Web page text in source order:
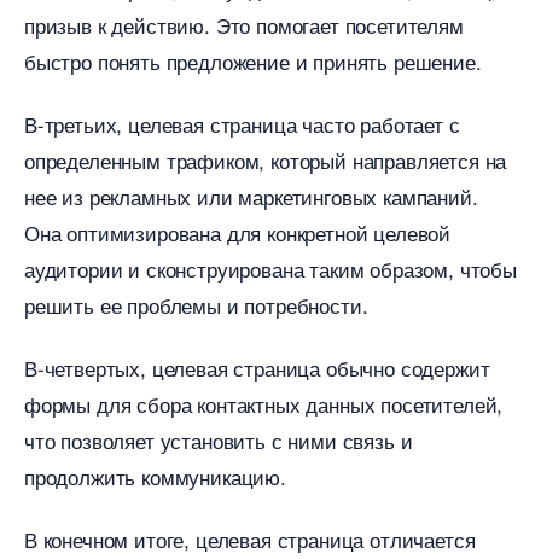
призыв к действию.​ Это помогает посетителям
ыстро понять предложение и принять решение.​
-третьих, целевая страница часто работает с
определенным трафиком, который направляется на
нее из рекламных или маркетинговых кампаний.​
Она оптимизирована для конкретной целевой
аудитории и сконструирована таким образом, чтобы
решить ее проблемы и потребности.​
-четвертых, целевая страница обычно содержит
формы для сбора контактных данных посетителей,
что позволяет установить с ними связь и
продолжить коммуникацию.
конечном итоге, целевая страница отличается